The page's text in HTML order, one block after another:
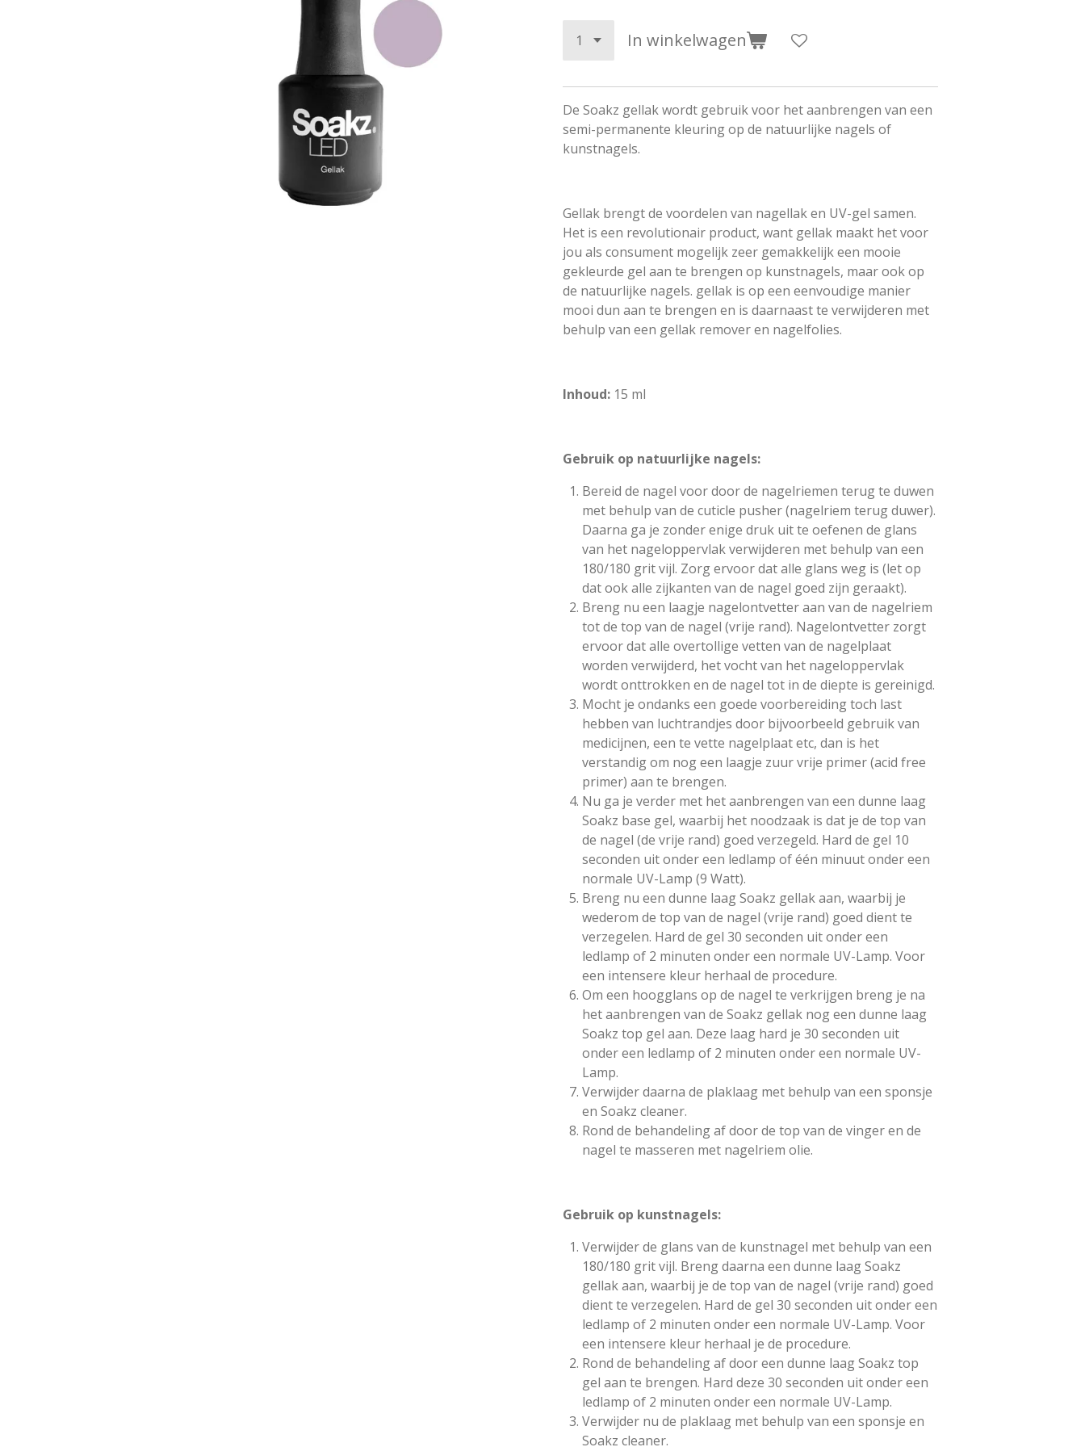
In winkelwagen
De Soakz gellak wordt gebruik voor het aanbrengen van een
semi-permanente kleuring op de natuurlijke nagels of
kunstnagels.
Gellak brengt de voordelen van nagellak en UV-gel samen.
Het is een revolutionair product, want gellak maakt het voor
jou als consument mogelijk zeer gemakkelijk een mooie
gekleurde gel aan te brengen op kunstnagels, maar ook op
de natuurlijke nagels. gellak is op een eenvoudige manier
mooi dun aan te brengen en is daarnaast te verwijderen met
behulp van een gellak remover en nagelfolies.
Inhoud: 15 ml
Gebruik op natuurlijke nagels:
Bereid de nagel voor door de nagelriemen terug te duwen
met behulp van de cuticle pusher (nagelriem terug duwer).
Daarna ga je zonder enige druk uit te oefenen de glans
van het nageloppervlak verwijderen met behulp van een
180/180 grit vijl. Zorg ervoor dat alle glans weg is (let op
dat ook alle zijkanten van de nagel goed zijn geraakt).
Breng nu een laagje nagelontvetter aan van de nagelriem
tot de top van de nagel (vrije rand). Nagelontvetter zorgt
ervoor dat alle overtollige vetten van de nagelplaat
worden verwijderd, het vocht van het nageloppervlak
wordt onttrokken en de nagel tot in de diepte is gereinigd.
Mocht je ondanks een goede voorbereiding toch last
hebben van luchtrandjes door bijvoorbeeld gebruik van
medicijnen, een te vette nagelplaat etc, dan is het
verstandig om nog een laagje zuur vrije primer (acid free
primer) aan te brengen.
Nu ga je verder met het aanbrengen van een dunne laag
Soakz base gel, waarbij het noodzaak is dat je de top van
de nagel (de vrije rand) goed verzegeld. Hard de gel 10
seconden uit onder een ledlamp of één minuut onder een
normale UV-Lamp (9 Watt).
Breng nu een dunne laag Soakz gellak aan, waarbij je
wederom de top van de nagel (vrije rand) goed dient te
verzegelen. Hard de gel 30 seconden uit onder een
ledlamp of 2 minuten onder een normale UV-Lamp. Voor
een intensere kleur herhaal de procedure.
Om een hoogglans op de nagel te verkrijgen breng je na
het aanbrengen van de Soakz gellak nog een dunne laag
Soakz top gel aan. Deze laag hard je 30 seconden uit
onder een ledlamp of 2 minuten onder een normale UV-
Lamp.
Verwijder daarna de plaklaag met behulp van een sponsje
en Soakz cleaner.
Rond de behandeling af door de top van de vinger en de
nagel te masseren met nagelriem olie.
Gebruik op kunstnagels:
Verwijder de glans van de kunstnagel met behulp van een
180/180 grit vijl. Breng daarna een dunne laag Soakz
gellak aan, waarbij je de top van de nagel (vrije rand) goed
dient te verzegelen. Hard de gel 30 seconden uit onder een
ledlamp of 2 minuten onder een normale UV-Lamp. Voor
een intensere kleur herhaal je de procedure.
Rond de behandeling af door een dunne laag Soakz top
gel aan te brengen. Hard deze 30 seconden uit onder een
ledlamp of 2 minuten onder een normale UV-Lamp.
Verwijder nu de plaklaag met behulp van een sponsje en
Soakz cleaner.